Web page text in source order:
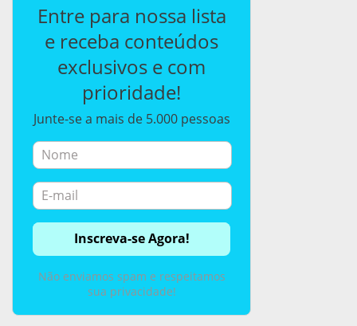
Entre para nossa lista
e receba conteúdos
exclusivos e com
prioridade!
Junte-se a mais de 5.000 pessoas
Não enviamos spam e respeitamos
sua privacidade!